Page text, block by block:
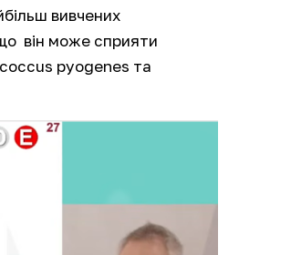
вивчених
він може сприяти
pyogenes та